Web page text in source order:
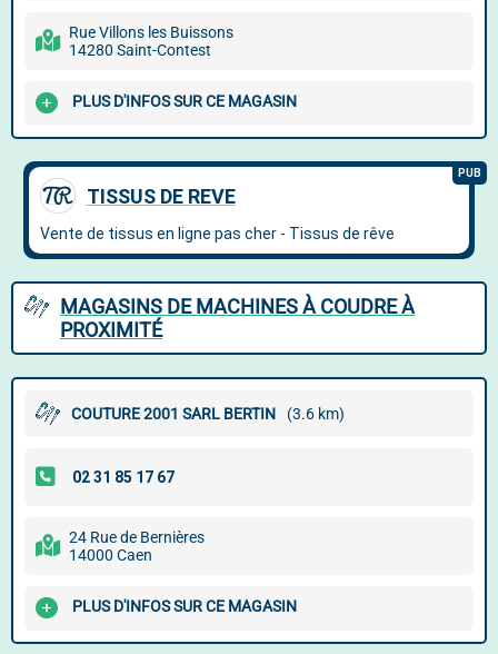
Rue Villons les Buissons
14280 Saint-Contest
PLUS D'INFOS SUR CE MAGASIN
MAGASINS DE MACHINES À COUDRE À
PROXIMITÉ
COUTURE 2001 SARL BERTIN (3.6 km)
24 Rue de Bernières
14000 Caen
PLUS D'INFOS SUR CE MAGASIN